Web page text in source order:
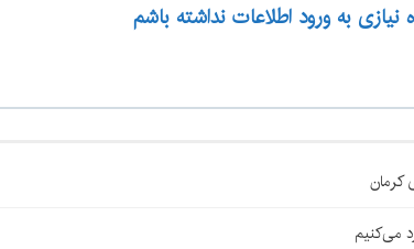
نیازی به ورود اطلاعات نداشته باشم
کرمان
می‌کنیم